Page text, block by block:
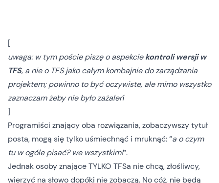
[
uwaga: w tym poście piszę o aspekciekontroli wersji w
TFS, a nie o TFS jako całym kombajnie do zarządzania
projektem; powinno to być oczywiste, ale mimo wszystko
zaznaczam żeby nie było zażaleń
]
Programiści znający oba rozwiązania, zobaczywszy tytuł
posta, mogą się tylko uśmiechnąć i mruknąć: “a o czym
tu w ogóle pisać? we wszystkim!“.
Jednak osoby znające TYLKO TFSa nie chcą, złośliwcy,
wierzyć na słowo dopóki nie zobaczą. No cóż, nie będą